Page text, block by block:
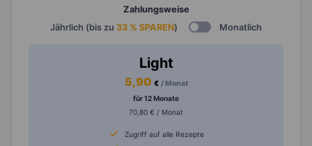
Zahlungsweise
Jährlich (bis zu 33 % SPAREN) Monatlich
Light
5,90 € / Monat
für 12 Monate
70,80 € / Monat
Zugriff auf alle Rezepte